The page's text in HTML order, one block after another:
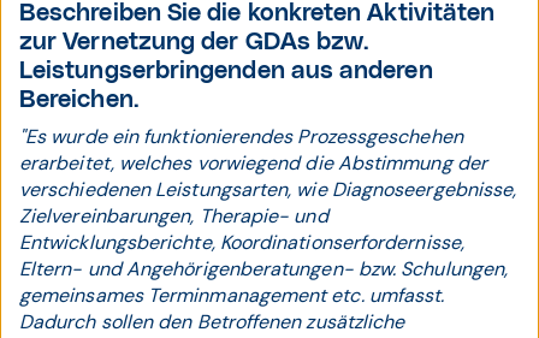
Beschreiben Sie die konkreten Aktivitäten
zur Vernetzung der GDAs bzw.
Leistungserbringenden aus anderen
Bereichen.
"Es wurde ein funktionierendes Prozessgeschehen
erarbeitet, welches vorwiegend die Abstimmung der
verschiedenen Leistungsarten, wie Diagnoseergebnisse,
Zielvereinbarungen, Therapie- und
Entwicklungsberichte, Koordinationserfordernisse,
Eltern- und Angehörigenberatungen- bzw. Schulungen,
gemeinsames Terminmanagement etc. umfasst.
Dadurch sollen den Betroffenen zusätzliche